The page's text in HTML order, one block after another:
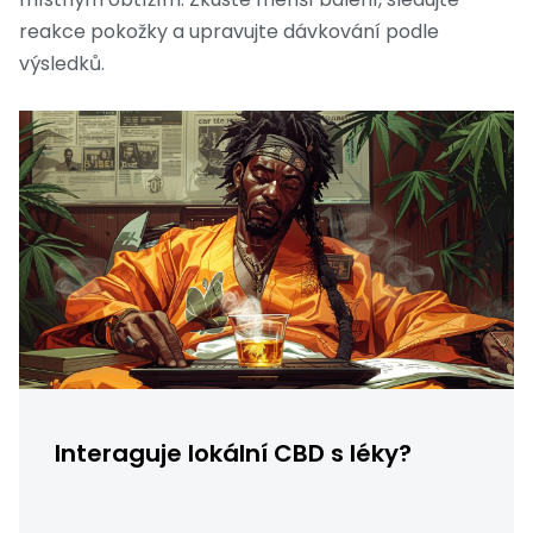
reakce pokožky a upravujte dávkování podle
výsledků.
Interaguje lokální CBD s léky?